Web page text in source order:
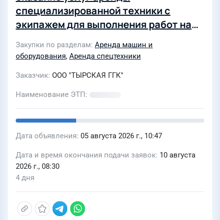
специализированной техники с
экипажем для выполнения работ на
Закупки по разделам Аренда машин и
оборудования, Аренда спецтехники
Заказчик ООО "ТЫРСКАЯ ГГК"
Наименование ЭТП
Дата объявления 05 августа 2026 г., 10:47
Дата и время окончания подачи заявок 10 августа
2026 г., 08:30
4 дня